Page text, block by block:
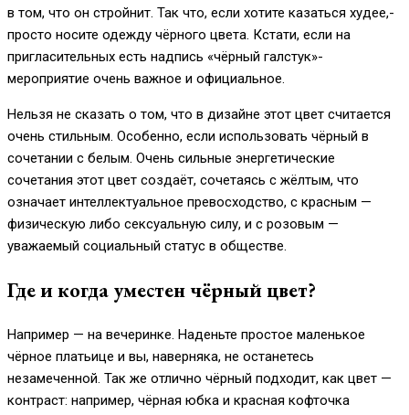
в том, что он стройнит. Так что, если хотите казаться худее,-
просто носите одежду чёрного цвета. Кстати, если на
пригласительных есть надпись «чёрный галстук»-
мероприятие очень важное и официальное.
Нельзя не сказать о том, что в дизайне этот цвет считается
очень стильным. Особенно, если использовать чёрный в
сочетании с белым. Очень сильные энергетические
сочетания этот цвет создаёт, сочетаясь с жёлтым, что
означает интеллектуальное превосходство, с красным —
физическую либо сексуальную силу, и с розовым —
уважаемый социальный статус в обществе.
Где и когда уместен чёрный цвет?
Например — на вечеринке. Наденьте простое маленькое
чёрное платьице и вы, наверняка, не останетесь
незамеченной. Так же отлично чёрный подходит, как цвет —
контраст: например, чёрная юбка и красная кофточка